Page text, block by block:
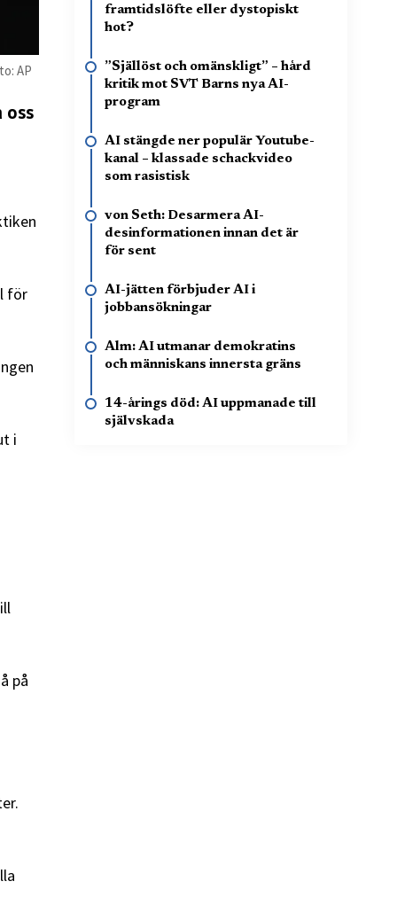
AP
oss
för
i
på
framtidslöfte eller dystopiskt
hot?
”Själlöst och omänskligt” – hård
kritik mot SVT Barns nya AI-
program
AI stängde ner populär Youtube-
kanal – klassade schackvideo
som rasistisk
von Seth: Desarmera AI-
desinformationen innan det är
för sent
AI-jätten förbjuder AI i
jobbansökningar
Alm: AI utmanar demokratins
och människans innersta gräns
14-årings död: AI uppmanade till
självskada